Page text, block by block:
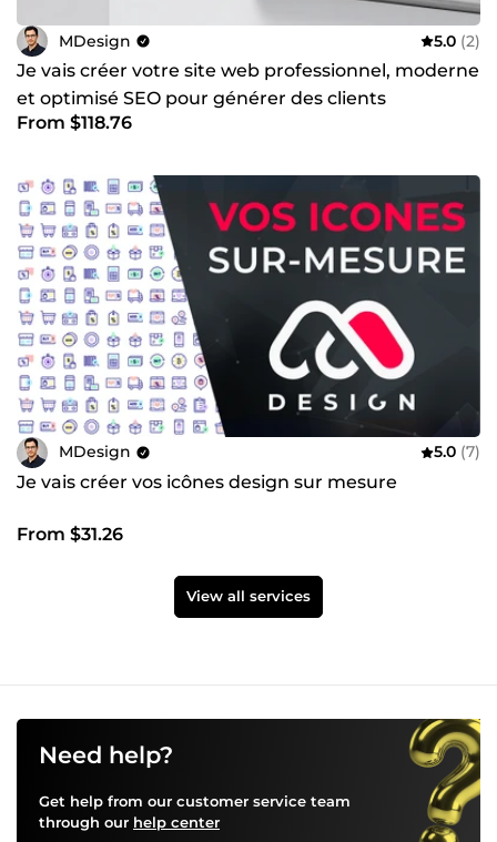
MDesign 5.0 (2)
Je vais créer votre site web professionnel, moderne
et optimisé SEO pour générer des clients
From $118.76
MDesign 5.0 (7)
Je vais créer vos icônes design sur mesure
From $31.26
View all services
Need help?
Get help from our customer service team
through our help center